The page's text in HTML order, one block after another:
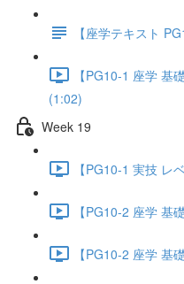
【座学テキスト
【PG10-1 座学 基
(1:02)
Week 19
【PG10-1 実技 レ
【PG10-2 座学 基
【PG10-2 座学 基